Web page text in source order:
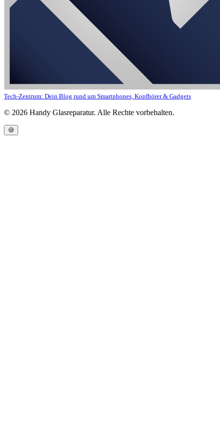
Tech-Zentrum: Dein Blog rund um Smartphones, Kopfhörer & Gadgets
© 2026 Handy Glasreparatur. Alle Rechte vorbehalten.
🍪